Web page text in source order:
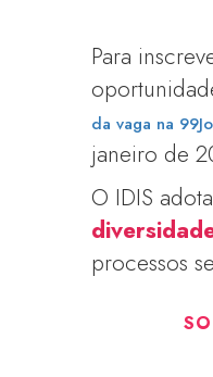
Para
da vaga na
janeiro de
O IDIS adota
processos